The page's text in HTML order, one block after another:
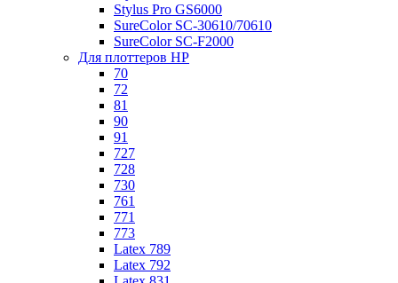
Stylus Pro GS6000
SureColor SC-30610/70610
SureColor SC-F2000
Для плоттеров HP
70
72
81
90
91
727
728
730
761
771
773
Latex 789
Latex 792